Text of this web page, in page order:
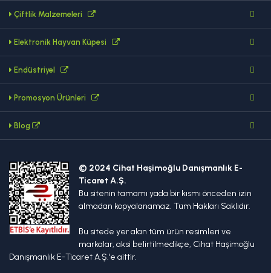
Çiftlik Malzemeleri
Elektronik Hayvan Küpesi
Endüstriyel
Promosyon Ürünleri
Blog
© 2024 Cihat Haşimoğlu Danışmanlık E-
Ticaret A.Ş.
Bu sitenin tamamı yada bir kısmı önceden izin
almadan kopyalanamaz. Tüm Hakları Saklıdır.
Bu sitede yer alan tüm ürün resimleri ve
markalar, aksi belirtilmedikçe, Cihat Haşimoğlu
Danışmanlık E-Ticaret A.Ş.'e aittir.